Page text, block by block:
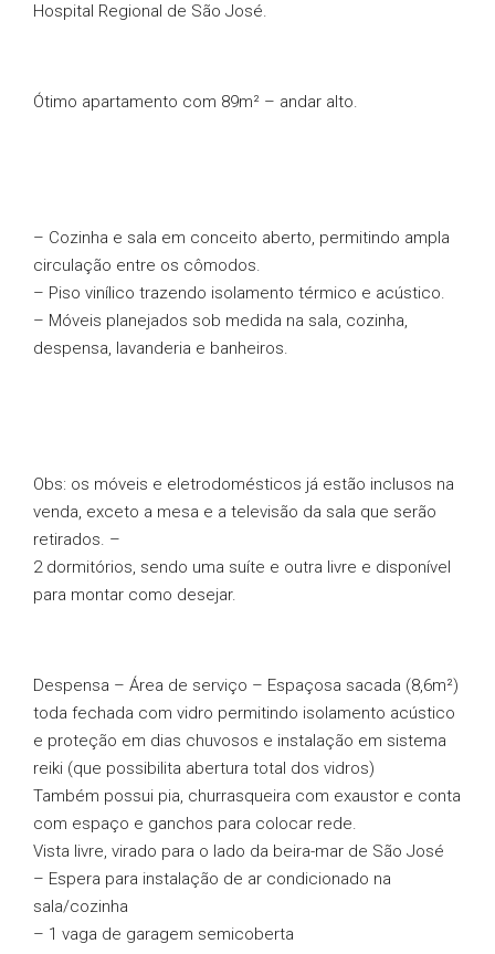
Hospital Regional de São José.
Ótimo apartamento com 89m² – andar alto.
– Cozinha e sala em conceito aberto, permitindo ampla
circulação entre os cômodos.
– Piso vinílico trazendo isolamento térmico e acústico.
– Móveis planejados sob medida na sala, cozinha,
despensa, lavanderia e banheiros.
Obs: os móveis e eletrodomésticos já estão inclusos na
venda, exceto a mesa e a televisão da sala que serão
retirados. –
2 dormitórios, sendo uma suíte e outra livre e disponível
para montar como desejar.
Despensa – Área de serviço – Espaçosa sacada (8,6m²)
toda fechada com vidro permitindo isolamento acústico
e proteção em dias chuvosos e instalação em sistema
reiki (que possibilita abertura total dos vidros)
Também possui pia, churrasqueira com exaustor e conta
com espaço e ganchos para colocar rede.
Vista livre, virado para o lado da beira-mar de São José
– Espera para instalação de ar condicionado na
sala/cozinha
– 1 vaga de garagem semicoberta